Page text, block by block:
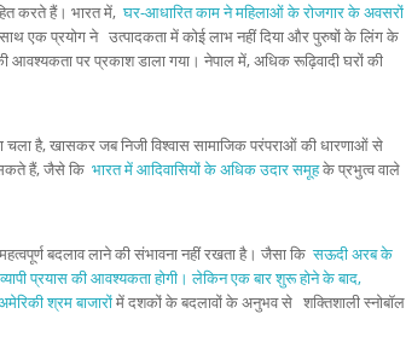
करते हैं। भारत में,घर-आधारित काम ने महिलाओं के रोजगार के अवसरों
साथ एक प्रयोग ने उत्पादकता में कोई लाभ नहीं दिया और पुरुषों के लिंग के
आवश्यकता पर प्रकाश डाला गया। नेपाल में, अधिक रूढ़िवादी घरों की
चला है, खासकर जब निजी विश्वास सामाजिक परंपराओं की धारणाओं से
सकते हैं, जैसे कि भारत में आदिवासियों के अधिक उदार समूहके प्रभुत्व वाले
बदलाव लाने की संभावना नहीं रखता है। जैसा किसऊदी अरब के
प्रयास की आवश्यकता होगी। लेकिन एक बार शुरू होने के बाद,
श्रम बाजारोंमें दशकों के बदलावों के अनुभव से शक्तिशाली स्नोबॉल